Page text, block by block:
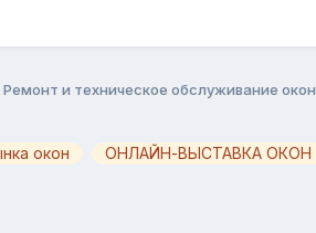
Ремонт и техническое обслуживание окон
окон ОНЛАЙН-ВЫСТАВКА ОКОН